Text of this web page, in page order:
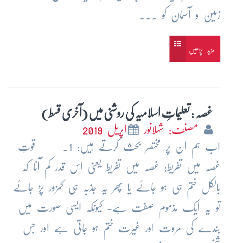
زمین و آسمان کو ...
مزید پڑھیں
غصہ : تعلیماتِ اسلامیہ کی روشنی میں (آخری قسط)
مصنف: شہلانور
اپریل 2019
اب ہم ان پر مختصر بحث کرتے ہیں: 1. قوتِ
غصہ میں تفریط: غصہ میں تفریط یعنی اس قدر کم آنا کہ
بالکل ختم ہی ہو جائے یا پھر یہ جذبہ ہی کمزور پڑ جائے
تو یہ ایک مذموم صفت ہے- کیونکہ ایسی صورت میں
بندے کی مروت اور غیرت ختم ہو جاتی ہے اور جس